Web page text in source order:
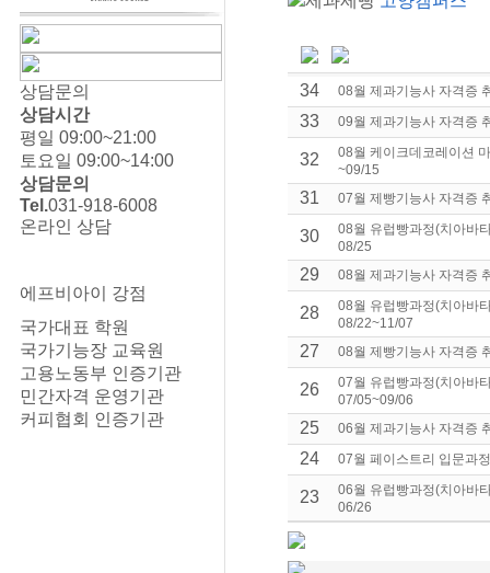
상담문의
상담시간
평일 09:00~21:00
토요일 09:00~14:00
상담문의
Tel.031-918-6008
온라인 상담
에프비아이 강점
국가대표 학원
국가기능장 교육원
고용노동부 인증기관
민간자격 운영기관
커피협회 인증기관
34 08월 제과기능사 자격증
33 09월 제과기능사 자격증
32
08월 케이크데코레이션
~09/15
31 07월 제빵기능사 자격증
30
08월 유럽빵과정(치아바
08/25
29 08월 제과기능사 자격증
28
08월 유럽빵과정(치아바
08/22~11/07
27 08월 제빵기능사 자격증
26
07월 유럽빵과정(치아바
07/05~09/06
25 06월 제과기능사 자격증
24 07월 페이스트리 입문과
23
06월 유럽빵과정(치아바
06/26